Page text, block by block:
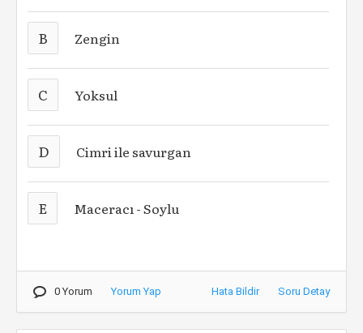
B Zengin
C Yoksul
D Cimri ile savurgan
E Maceracı - Soylu
0 Yorum Yorum Yap Hata Bildir Soru Detay